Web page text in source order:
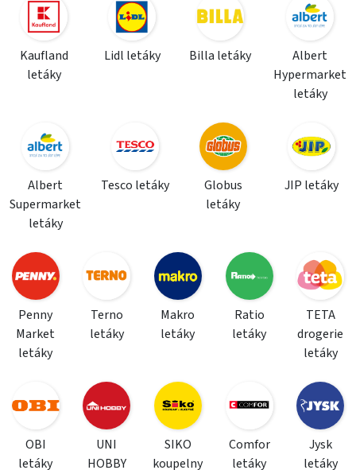
Kaufland
letáky
Lidl letáky Billa letáky
Albert
Hypermarket
letáky
Albert
Supermarket
letáky
Tesco letáky
Globus
letáky
JIP letáky
Penny
Market
letáky
Terno
letáky
Makro
letáky
Ratio
letáky
TETA
drogerie
letáky
OBI
letáky
UNI
HOBBY
SIKO
koupelny
Comfor
letáky
Jysk
letáky